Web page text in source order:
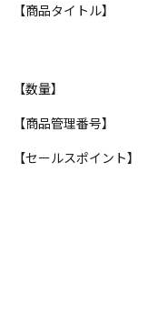
【商品タイトル】
【数量】
【商品管理番号】
【セールスポイント】